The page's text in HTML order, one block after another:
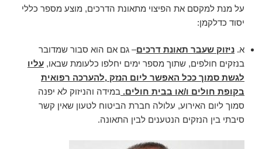
על מנת למקסם את הפיצוי מתאונת הדרכים, מוצע מספר כללי
יסוד כדלקמן:
א. ניזוק שעבר תאונת דרכים– גם אם הוא סבור שמדובר
בנזקים חולפים, שתוך מספר ימים יחלפו כלעומת שבאו, עליו
לגשת סמוך ככל האפשר ליום הנזק ,להערכה רפואית
בקופת חולים ו/או בבית חולים. במידה והניזוק לא יפנה
סמוך ליום האירוע, עלולה חברת הביטוח לטעון שאין קשר
סיבתי בין הנזקים הנטענים לבין התאונה.